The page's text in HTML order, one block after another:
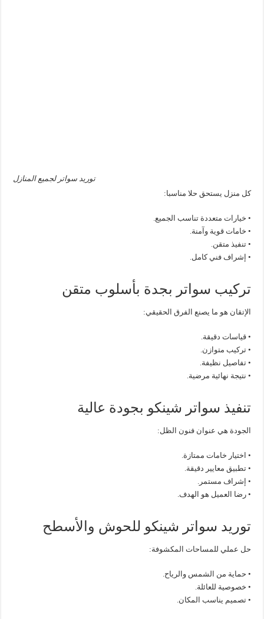
توريد سواتر لجميع المنازل
كل منزل يستحق حلا مناسبا:
• خيارات متعددة تناسب الجميع.
• خامات قوية وآمنة.
• تنفيذ متقن.
• إشراف فني كامل.
تركيب سواتر بجدة بأسلوب متقن
الإتقان هو ما يصنع الفرق الحقيقي:
• قياسات دقيقة.
• تركيب متوازن.
• تفاصيل نظيفة.
• نتيجة نهائية مرضية.
تنفيذ سواتر شينكو بجودة عالية
الجودة هي عنوان فنون الظل:
• اختيار خامات ممتازة.
• تطبيق معايير دقيقة.
• إشراف مستمر.
• رضا العميل هو الهدف.
توريد سواتر شينكو للحوش والأسطح
حل عملي للمساحات المكشوفة:
• حماية من الشمس والرياح.
• خصوصية للعائلة.
• تصميم يناسب المكان.